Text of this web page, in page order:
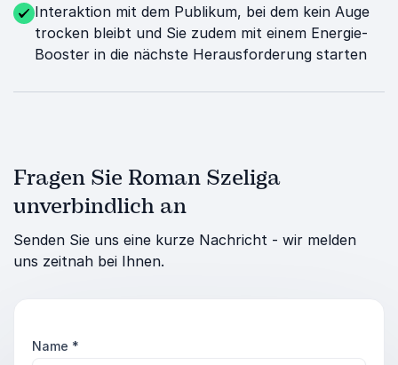
Interaktion mit dem Publikum, bei dem kein Auge
trocken bleibt und Sie zudem mit einem Energie-
Booster in die nächste Herausforderung starten
Fragen Sie Roman Szeliga
unverbindlich an
Senden Sie uns eine kurze Nachricht - wir melden
uns zeitnah bei Ihnen.
Name *